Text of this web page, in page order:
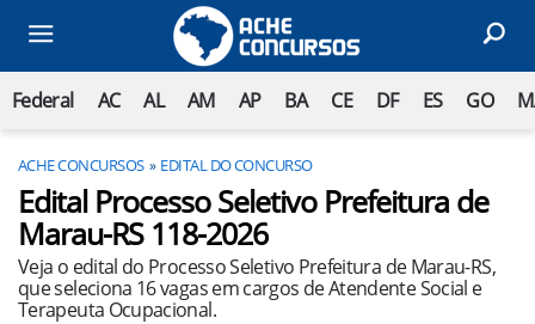
Federal AC AL AM AP BA CE DF ES GO
ACHE CONCURSOS EDITAL DO CONCURSO
Edital Processo Seletivo Prefeitura de
Marau-RS 118-2026
Veja o edital do Processo Seletivo Prefeitura de Marau-RS,
que seleciona 16 vagas em cargos de Atendente Social e
Terapeuta Ocupacional.